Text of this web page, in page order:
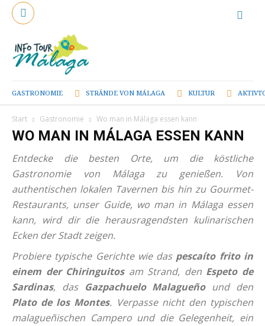
GASTRONOMIE STRÄNDE VON MÁLAGA KULTUR
Start Gastronomie Wo man in Málaga essen kann
WO MAN IN MÁLAGA ESSEN KANN
Entdecke die besten Orte, um die köstliche
Gastronomie von Málaga zu genießen. Von
authentischen lokalen Tavernen bis hin zu Gourmet-
Restaurants, unser Guide, wo man in Málaga essen
kann, wird dir die herausragendsten kulinarischen
Ecken der Stadt zeigen.
Probiere typische Gerichte wie das pescaíto frito in
einem der Chiringuitosam Strand, den Espeto de
Sardinas, das Gazpachuelo Malagueñound den
Plato de los Montes. Verpasse nicht den typischen
malagueñischen Campero und die Gelegenheit, ein